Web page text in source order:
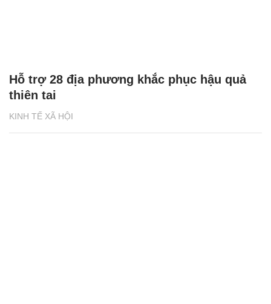
KINH TẾ XÃ HỘI
Hỗ trợ 28 địa phương khắc phục hậu quả
thiên tai